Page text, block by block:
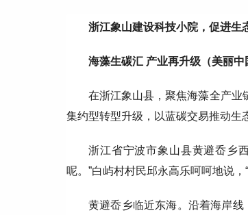
浙江象山建设科技小院，促进生
海藻生碳汇 产业再升级（美丽中
在浙江象山县，聚焦海藻全产业
集约型转型升级，以蓝碳交易推动生
浙江省宁波市象山县黄避岙乡
呢。”白屿村村民邱永高乐呵呵地说
黄避岙乡临近东海。沿着海岸